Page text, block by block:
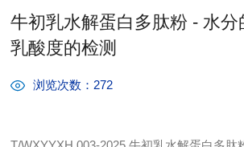
牛初乳水解蛋白多肽粉 - 水分
乳酸度的检测
浏览次数：272